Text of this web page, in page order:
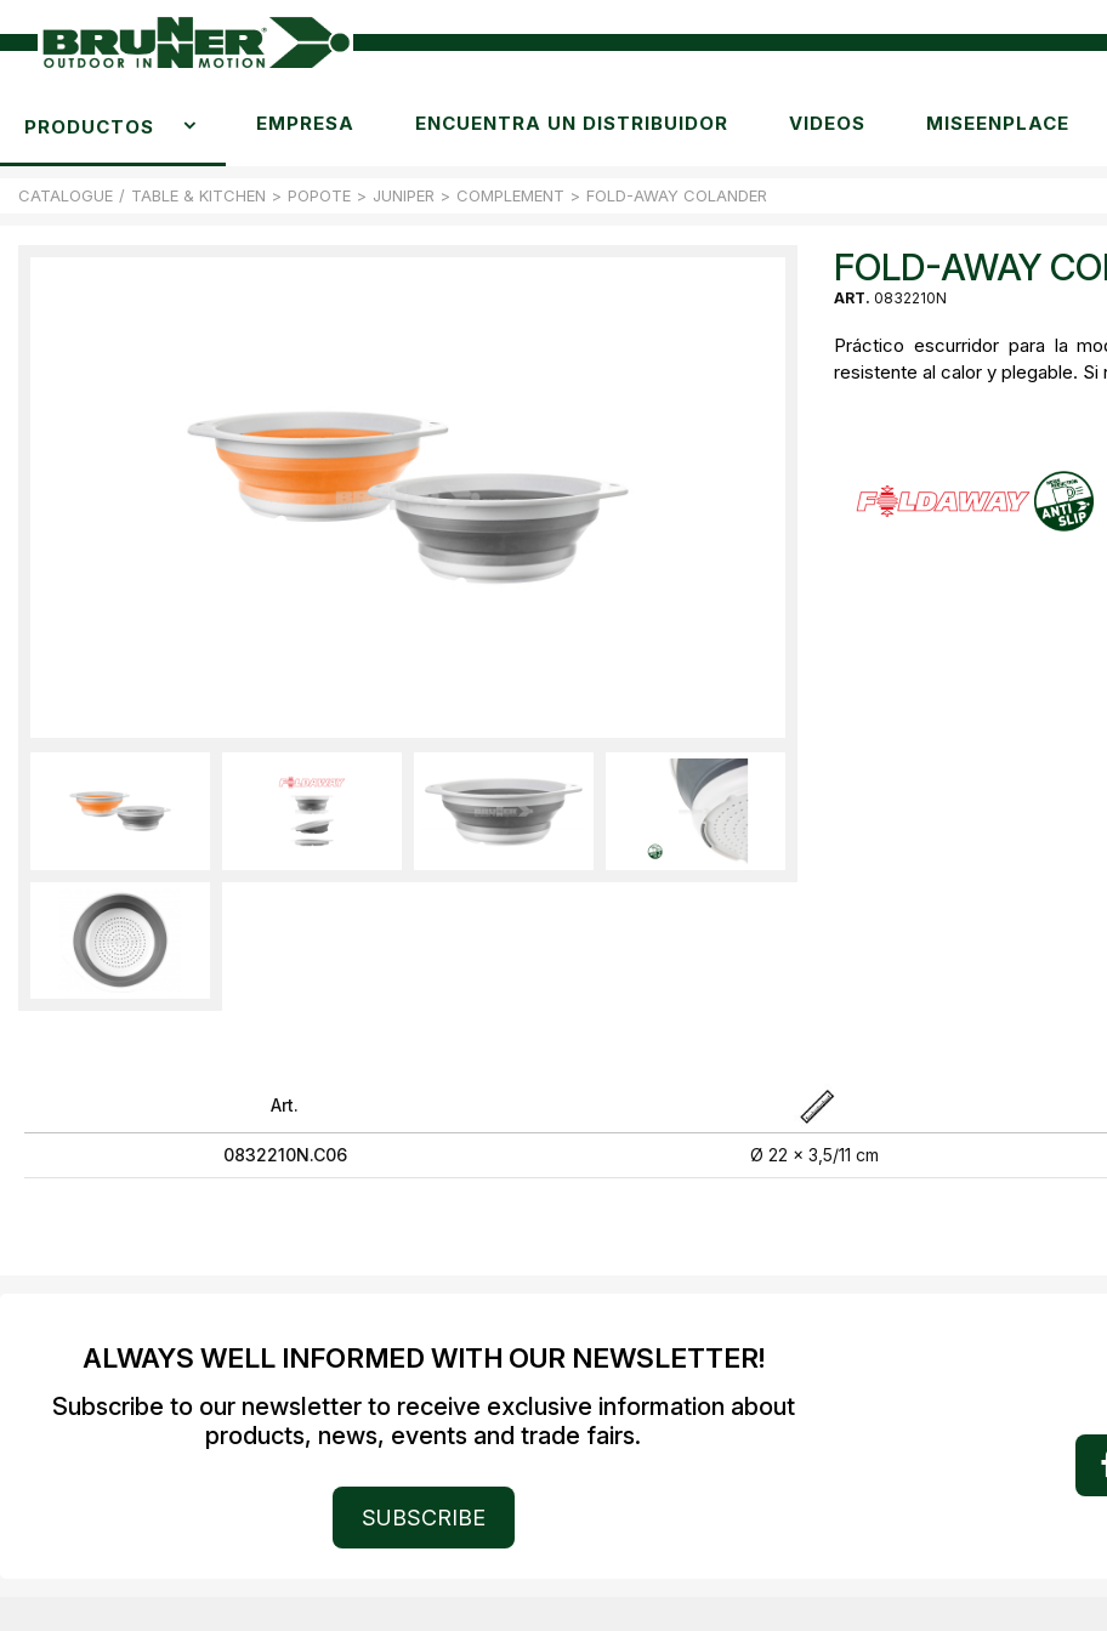
PRODUCTOS EMPRESA ENCUENTRA UN DISTRIBUIDOR VIDEOS MISEENPLACE
CATALOGUE / TABLE & KITCHEN > POPOTE > JUNIPER > COMPLEMENT > FOLD-AWAY COLANDER
FOLD-AWAY
ART. 0832210N
Práctico escurridor para la
resistente al calor y plegable. Si
Art.
0832210N.C06 Ø 22 x 3,5/11 cm
ALWAYS WELL INFORMED WITH OUR NEWSLETTER!
Subscribe to our newsletter to receive exclusive information about
products, news, events and trade fairs.
SUBSCRIBE